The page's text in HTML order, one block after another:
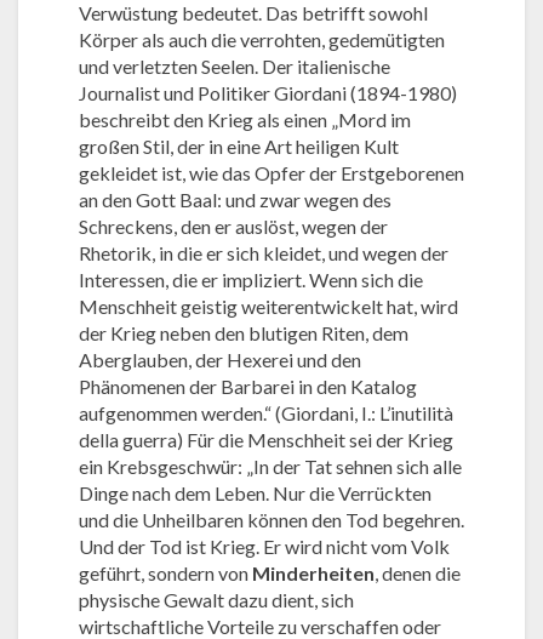
Verwüstung bedeutet. Das betrifft sowohl
Körper als auch die verrohten, gedemütigten
und verletzten Seelen. Der italienische
Journalist und Politiker Giordani (1894-1980)
beschreibt den Krieg als einen „Mord im
großen Stil, der in eine Art heiligen Kult
gekleidet ist, wie das Opfer der Erstgeborenen
an den Gott Baal: und zwar wegen des
Schreckens, den er auslöst, wegen der
Rhetorik, in die er sich kleidet, und wegen der
Interessen, die er impliziert. Wenn sich die
Menschheit geistig weiterentwickelt hat, wird
der Krieg neben den blutigen Riten, dem
Aberglauben, der Hexerei und den
Phänomenen der Barbarei in den Katalog
aufgenommen werden.“ (Giordani, I.: L’inutilità
della guerra) Für die Menschheit sei der Krieg
ein Krebsgeschwür: „In der Tat sehnen sich alle
Dinge nach dem Leben. Nur die Verrückten
und die Unheilbaren können den Tod begehren.
Und der Tod ist Krieg. Er wird nicht vom Volk
geführt, sondern von Minderheiten, denen die
physische Gewalt dazu dient, sich
wirtschaftliche Vorteile zu verschaffen oder